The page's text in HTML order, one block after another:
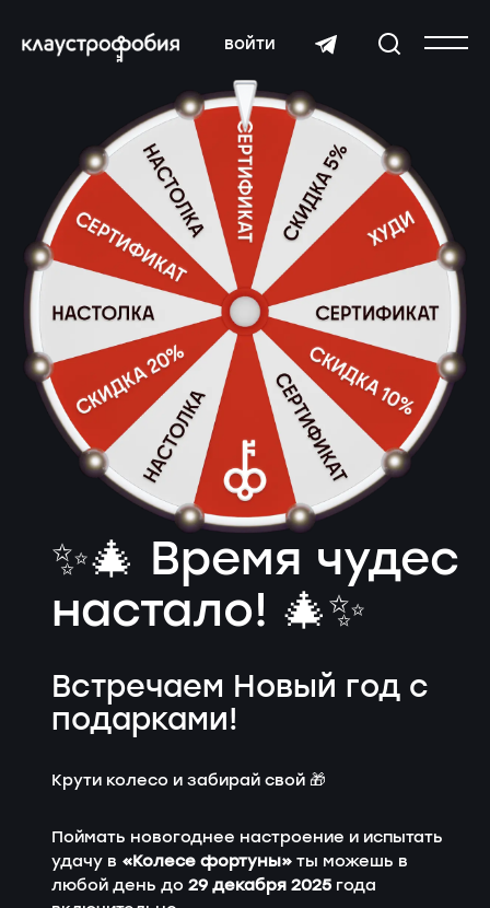
войти
✨🎄 Время чудес
настало! 🎄✨
Встречаем Новый год с
подарками!
Крути колесо и забирай свой 🎁
Поймать новогоднее настроение и испытать
удачу в «Колесе фортуны»ты можешь в
любой день до 29 декабря 2025года